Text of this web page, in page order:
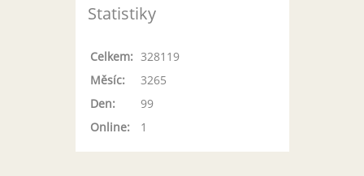
Statistiky
Online: 1
Celkem: 328119
Měsíc:
3265
Den:
99